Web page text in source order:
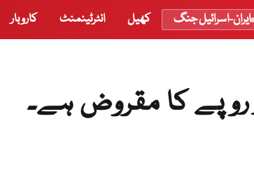
ایران-اسرائیل جنگ کھیل انٹرٹینمنٹ کاروبار
روپے کا مقروض ہے۔